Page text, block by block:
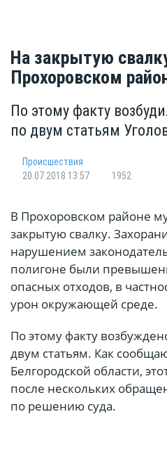
На закрытую
Прохоровском
По этому факту
по двум статьям
Происшествия
20.07.2018 13:57
1952
В Прохоровском районе
закрытую свалку.
нарушением
полигоне были
опасных отходов, в
урон окружающей среде.
По этому факту
двум статьям. Как
Белгородской области,
после нескольких
по решению суда.